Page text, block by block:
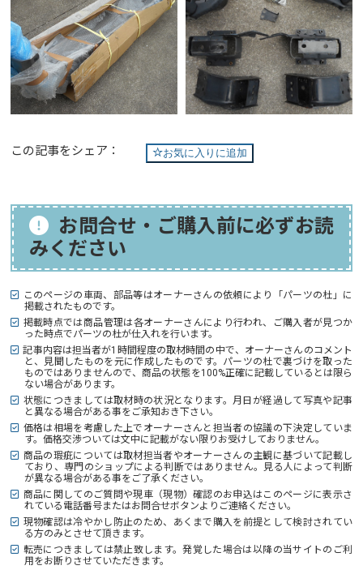
お気に入りに追加
この記事をシェア：
お問合せ・ご購入前に必ずお読
みください
このページの車両、部品等はオーナーさんの依頼により「パーツの杜」に
掲載されたものです。
掲載時点では商品管理は各オーナーさんにより行われ、ご購入者が見つか
った時点でパーツの杜が仕入れを行います。
記事内容は担当者が1時間程度の取材時間の中で、オーナーさんのコメント
と、見聞したものを元に作成したものです。パーツの杜で裏づけを取った
ものではありませんので、商品の状態を100%正確に記載しているとは限ら
ない場合があります。
状態につきましては取材時の状況となります。月日が経過して写真や記事
と異なる場合がある事をご承知おき下さい。
価格は相場を考慮した上でオーナーさんと担当者の協議の下決定していま
す。価格交渉ついては文中に記載がない限りお受けしておりません。
商品の瑕疵については取材担当者やオーナーさんの主観に基づいて記載し
ており、専門のショップによる判断ではありません。見る人によって判断
が異なる場合がある事をご了承ください。
商品に関してのご質問や現車（現物）確認のお申込はこのページに表示さ
れている電話番号またはお問合せボタンよりご連絡ください。
現物確認は冷やかし防止のため、あくまで購入を前提として検討されてい
る方のみとさせて頂きます。
転売につきましては禁止致します。発覚した場合は以降の当サイトのご利
用をお断りさせていただきます。